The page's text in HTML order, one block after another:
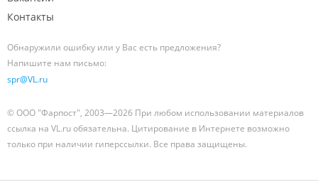
Контакты
Обнаружили ошибку или у Вас есть предложения?
Напишите нам письмо:
spr@VL.ru
© ООО "Фарпост", 2003—2026 При любом использовании материалов
ссылка на VL.ru обязательна. Цитирование в Интернете возможно
только при наличии гиперссылки. Все права защищены.